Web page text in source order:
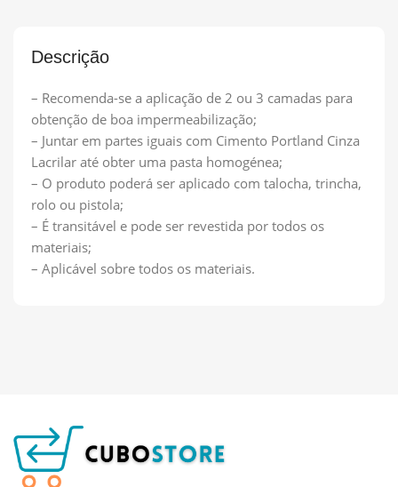
Descrição
– Recomenda-se a aplicação de 2 ou 3 camadas para
obtenção de boa impermeabilização;
– Juntar em partes iguais com Cimento Portland Cinza
Lacrilar até obter uma pasta homogénea;
– O produto poderá ser aplicado com talocha, trincha,
rolo ou pistola;
– É transitável e pode ser revestida por todos os
materiais;
– Aplicável sobre todos os materiais.